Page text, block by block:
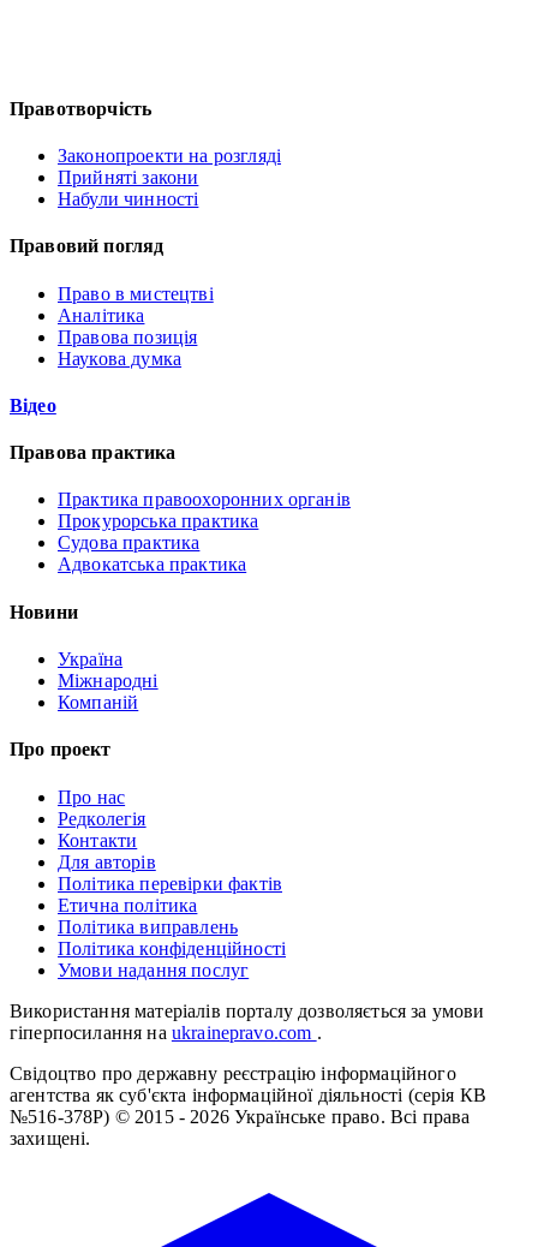
Правотворчість
Законопроекти на розгляді
Прийняті закони
Набули чинності
Правовий погляд
Право в мистецтві
Аналітика
Правова позиція
Наукова думка
Відео
Правова практика
Практика правоохоронних органів
Прокурорська практика
Судова практика
Адвокатська практика
Новини
Україна
Міжнародні
Компаній
Про проект
Про нас
Редколегія
Контакти
Для авторів
Політика перевірки фактів
Етична політика
Політика виправлень
Політика конфіденційності
Умови надання послуг
Використання матеріалів порталу дозволяється за умови
гіперпосилання на ukrainepravo.com .
Свідоцтво про державну реєстрацію інформаційного
агентства як суб'єкта інформаційної діяльності (серія КВ
№516-378Р) © 2015 - 2026 Українське право. Всі права
захищені.